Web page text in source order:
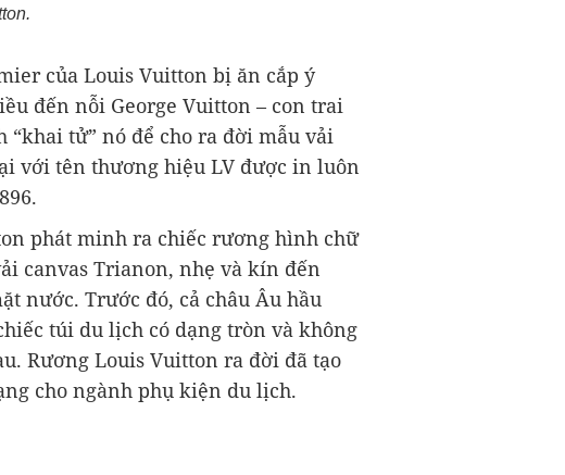
của Louis Vuitton bị ăn cắp ý
đến nỗi George Vuitton – con trai
“khai tử” nó để cho ra đời mẫu vải
với tên thương hiệu LV được in luôn
phát minh ra chiếc rương hình chữ
canvas Trianon, nhẹ và kín đến
nước. Trước đó, cả châu Âu hầu
túi du lịch có dạng tròn và không
Rương Louis Vuitton ra đời đã tạo
cho ngành phụ kiện du lịch.